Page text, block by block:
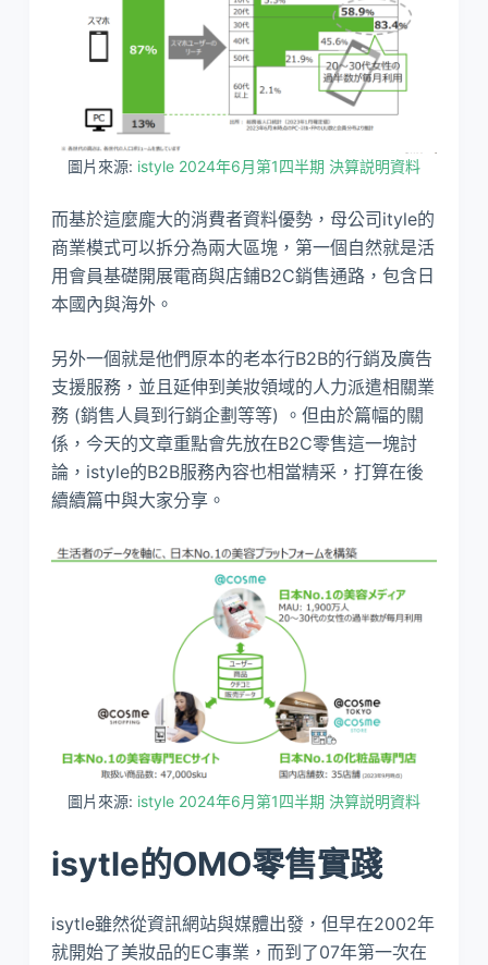
圖片來源: istyle 2024年6月第1四半期 決算説明資料
而基於這麼龐大的消費者資料優勢，母公司ityle的
商業模式可以拆分為兩大區塊，第一個自然就是活
用會員基礎開展電商與店鋪B2C銷售通路，包含日
本國內與海外。
另外一個就是他們原本的老本行B2B的行銷及廣告
支援服務，並且延伸到美妝領域的人力派遣相關業
務 (銷售人員到行銷企劃等等) 。但由於篇幅的關
係，今天的文章重點會先放在B2C零售這一塊討
論，istyle的B2B服務內容也相當精采，打算在後
續續篇中與大家分享。
圖片來源: istyle 2024年6月第1四半期 決算説明資料
isytle的OMO零售實踐
isytle雖然從資訊網站與媒體出發，但早在2002年
就開始了美妝品的EC事業，而到了07年第一次在